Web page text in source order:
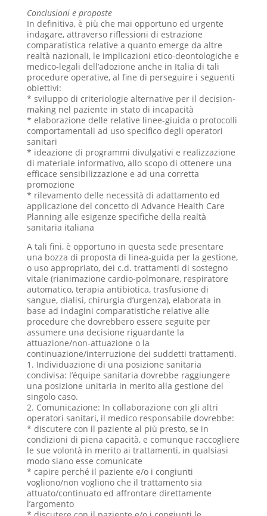
Conclusioni e proposte
In definitiva, è più che mai opportuno ed urgente
indagare, attraverso riflessioni di estrazione
comparatistica relative a quanto emerge da altre
realtà nazionali, le implicazioni etico-deontologiche e
medico-legali dell’adozione anche in Italia di tali
procedure operative, al fine di perseguire i seguenti
obiettivi:
* sviluppo di criteriologie alternative per il decision-
making nel paziente in stato di incapacità
* elaborazione delle relative linee-giuida o protocolli
comportamentali ad uso specifico degli operatori
sanitari
* ideazione di programmi divulgativi e realizzazione
di materiale informativo, allo scopo di ottenere una
efficace sensibilizzazione e ad una corretta
promozione
* rilevamento delle necessità di adattamento ed
applicazione del concetto di Advance Health Care
Planning alle esigenze specifiche della realtà
sanitaria italiana
A tali fini, è opportuno in questa sede presentare
una bozza di proposta di linea-guida per la gestione,
o uso appropriato, dei c.d. trattamenti di sostegno
vitale (rianimazione cardio-polmonare, respiratore
automatico, terapia antibiotica, trasfusione di
sangue, dialisi, chirurgia d’urgenza), elaborata in
base ad indagini comparatistiche relative alle
procedure che dovrebbero essere seguite per
assumere una decisione riguardante la
attuazione/non-attuazione o la
continuazione/interruzione dei suddetti trattamenti.
1. Individuazione di una posizione sanitaria
condivisa: l’équipe sanitaria dovrebbe raggiungere
una posizione unitaria in merito alla gestione del
singolo caso.
2. Comunicazione: In collaborazione con gli altri
operatori sanitari, il medico responsabile dovrebbe:
* discutere con il paziente al più presto, se in
condizioni di piena capacità, e comunque raccogliere
le sue volontà in merito ai trattamenti, in qualsiasi
modo siano esse comunicate
* capire perché il paziente e/o i congiunti
vogliono/non vogliono che il trattamento sia
attuato/continuato ed affrontare direttamente
l’argomento